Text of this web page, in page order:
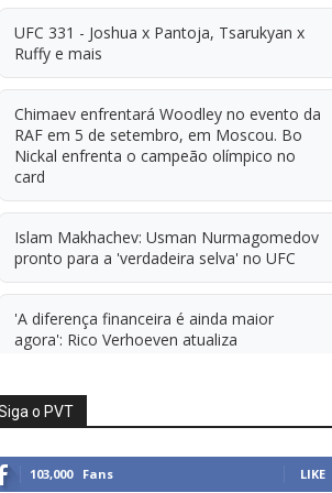
UFC 331 - Joshua x Pantoja, Tsarukyan x
Ruffy e mais
Chimaev enfrentará Woodley no evento da
RAF em 5 de setembro, em Moscou. Bo
Nickal enfrenta o campeão olímpico no
card
Islam Makhachev: Usman Nurmagomedov
pronto para a 'verdadeira selva' no UFC
'A diferença financeira é ainda maior
agora': Rico Verhoeven atualiza
para Michael Morales simplesmente ficar
sentado esperando. E ainda cutuca Prates
o PVT
103,000 Fans LIKE